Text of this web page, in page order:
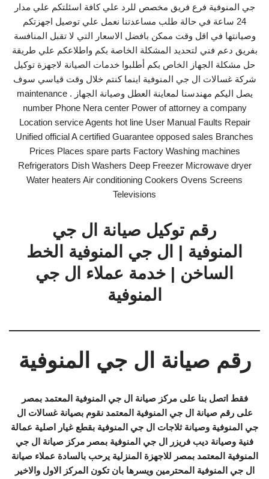
جي المنوفية فرع فريق مخصص للرد علي كافة اسئلتكم علي مدار
24 ساعة في حالة طلب مساعدتنا نعمل علي توصيل اجهزتكم
وصيانتها في اقل وقت ممكن بافضل الاسعار التي لا تقبل المنافسة
بفريق دعم فني لتحديد المشكلة الخاصة بكم واطلاعكم علي طريقة
حل مشكلة الجهاز الخاص بكم أطلبوا خدمات الصيانة لاجهزة توكيل
شركة غسالات ال جي المنوفية اينما كنتم خلال وقت قياسي سوف
يصل اليكم مهندسنا لمعاينة العطل وصيانة الجهاز . maintenance
number Phone Nera center Power of attorney a company
Location service Agents hot line User Manual Faults Repair
Unified official A certified Guarantee opposed sales Branches
Prices Places spare parts Factory Washing machines
Refrigerators Dish Washers Deep Freezer Microwave dryer
Water heaters Air conditioning Cookers Ovens Screens
Televisions
رقم توكيل صيانة ال جي
المنوفية | ال جي المنوفية الخط
الساخن | خدمة عملاء ال جي
المنوفية
رقم صيانة ال جي المنوفية
فقط اتصل بنا على مركز صيانة ال جي المنوفية المعتمد بمصر
على رقم صيانة ال جي المنوفية المعتمد نقوم بصيانة غسالات ال
جي المنوفية وصيانة ثلاجات ال جي المنوفية بقطع غيار اصلية عمالة
فنية وصيانة ديب فريزر ال جي المنوفية بمصر مركز صيانة ال جي
المنوفية المعتمد بمصر للاجهزة المنزلية يرحب بالسادة عملاء صيانة
ال جي المنوفية المحترمين ويسرها بان تكون المركز الاول والاخير